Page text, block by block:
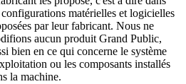
configurations matérielles et logicielles
par leur fabricant. Nous ne
aucun produit Grand Public,
bien en ce qui concerne le système
ou les composants installés
la machine.